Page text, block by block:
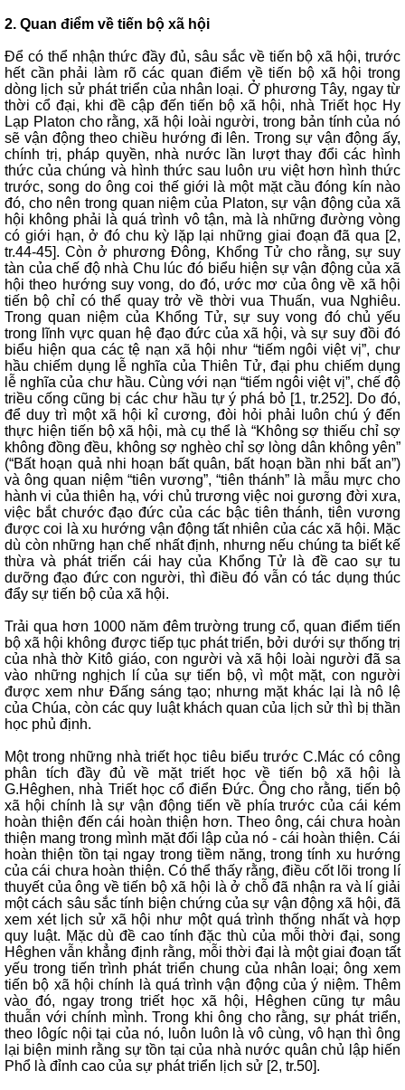
2. Quan điểm về tiến bộ xã hội
Để có thể nhận thức đầy đủ, sâu sắc về tiến bộ xã hội, trước
hết cần phải làm rõ các quan điểm về tiến bộ xã hội trong
dòng lịch sử phát triển của nhân loại. Ở phương Tây, ngay từ
thời cổ đại, khi đề cập đến tiến bộ xã hội, nhà Triết học Hy
Lạp Platon cho rằng, xã hội loài người, trong bản tính của nó
sẽ vận động theo chiều hướng đi lên. Trong sự vận động ấy,
chính trị, pháp quyền, nhà nước lần lượt thay đổi các hình
thức của chúng và hình thức sau luôn ưu việt hơn hình thức
trước, song do ông coi thế giới là một mặt cầu đóng kín nào
đó, cho nên trong quan niệm của Platon, sự vận động của xã
hội không phải là quá trình vô tận, mà là những đường vòng
có giới hạn, ở đó chu kỳ lặp lại những giai đoạn đã qua [2,
tr.44-45]. Còn ở phương Đông, Khổng Tử cho rằng, sự suy
tàn của chế độ nhà Chu lúc đó biểu hiện sự vận động của xã
hội theo hướng suy vong, do đó, ước mơ của ông về xã hội
tiến bộ chỉ có thể quay trở về thời vua Thuấn, vua Nghiêu.
Trong quan niệm của Khổng Tử, sự suy vong đó chủ yếu
trong lĩnh vực quan hệ đạo đức của xã hội, và sự suy đồi đó
biểu hiện qua các tệ nạn xã hội như “tiếm ngôi việt vị”, chư
hầu chiếm dụng lễ nghĩa của Thiên Tử, đại phu chiếm dụng
lễ nghĩa của chư hầu. Cùng với nạn “tiếm ngôi việt vị”, chế độ
triều cống cũng bị các chư hầu tự ý phá bỏ [1, tr.252]. Do đó,
để duy trì một xã hội kỉ cương, đòi hỏi phải luôn chú ý đến
thực hiện tiến bộ xã hội, mà cụ thể là “Không sợ thiếu chỉ sợ
không đồng đều, không sợ nghèo chỉ sợ lòng dân không yên”
(“Bất hoạn quả nhi hoạn bất quân, bất hoạn bần nhi bất an”)
và ông quan niệm “tiên vương”, “tiên thánh” là mẫu mực cho
hành vi của thiên hạ, với chủ trương việc noi gương đời xưa,
việc bắt chước đạo đức của các bậc tiên thánh, tiên vương
được coi là xu hướng vận động tất nhiên của các xã hội. Mặc
dù còn những hạn chế nhất định, nhưng nếu chúng ta biết kế
thừa và phát triển cái hay của Khổng Tử là đề cao sự tu
dưỡng đạo đức con người, thì điều đó vẫn có tác dụng thúc
đẩy sự tiến bộ của xã hội.
Trải qua hơn 1000 năm đêm trường trung cổ, quan điểm tiến
bộ xã hội không được tiếp tục phát triển, bởi dưới sự thống trị
của nhà thờ Kitô giáo, con người và xã hội loài người đã sa
vào những nghịch lí của sự tiến bộ, vì một mặt, con người
được xem như Đấng sáng tạo; nhưng mặt khác lại là nô lệ
của Chúa, còn các quy luật khách quan của lịch sử thì bị thần
học phủ định.
Một trong những nhà triết học tiêu biểu trước C.Mác có công
phân tích đầy đủ về mặt triết học về tiến bộ xã hội là
G.Hêghen, nhà Triết học cổ điển Đức. Ông cho rằng, tiến bộ
xã hội chính là sự vận động tiến về phía trước của cái kém
hoàn thiện đến cái hoàn thiện hơn. Theo ông, cái chưa hoàn
thiện mang trong mình mặt đối lập của nó - cái hoàn thiện. Cái
hoàn thiện tồn tại ngay trong tiềm năng, trong tính xu hướng
của cái chưa hoàn thiện. Có thể thấy rằng, điều cốt lõi trong lí
thuyết của ông về tiến bộ xã hội là ở chỗ đã nhận ra và lí giải
một cách sâu sắc tính biện chứng của sự vận động xã hội, đã
xem xét lịch sử xã hội như một quá trình thống nhất và hợp
quy luật. Mặc dù đề cao tính đặc thù của mỗi thời đại, song
Hêghen vẫn khẳng định rằng, mỗi thời đại là một giai đoạn tất
yếu trong tiến trình phát triển chung của nhân loại; ông xem
tiến bộ xã hội chính là quá trình vận động của ý niệm. Thêm
vào đó, ngay trong triết học xã hội, Hêghen cũng tự mâu
thuẫn với chính mình. Trong khi ông cho rằng, sự phát triển,
theo lôgíc nội tại của nó, luôn luôn là vô cùng, vô hạn thì ông
lại biện minh rằng sự tồn tại của nhà nước quân chủ lập hiến
Phổ là đỉnh cao của sự phát triển lịch sử [2, tr.50].